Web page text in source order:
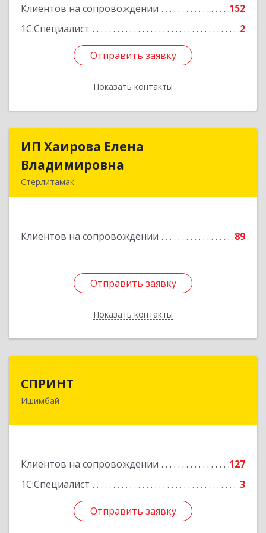
Клиентов на сопровождении
152
1С:Специалист
2
Отправить заявку
Показать контакты
Подробнее
Отправить заявку
Назад
ИП Хаирова Елена
Владимировна
Стерлитамак
Клиентов на сопровождении 89
Отправить заявку
Показать контакты
ИП Хаирова Елена
Отправить заявку
Назад
СПРИНТ
Ишимбай
Клиентов на сопровождении
127
1С:Специалист
3
Отправить заявку
453201, Башкортостан Респ, Ишимбайский р-н,
Отправить заявку